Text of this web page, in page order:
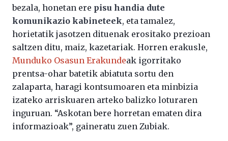
bezala, honetan ere pisu handia dute
komunikazio kabineteek, eta tamalez,
horietatik jasotzen dituenak erositako prezioan
saltzen ditu, maiz, kazetariak. Horren erakusle,
Munduko Osasun Erakundeak igorritako
prentsa-ohar batetik abiatuta sortu den
zalaparta, haragi kontsumoaren eta minbizia
izateko arriskuaren arteko balizko loturaren
inguruan. “Askotan bere horretan ematen dira
informazioak”, gaineratu zuen Zubiak.